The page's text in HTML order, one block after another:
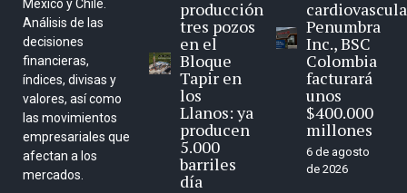
México y Chile.
Análisis de las
decisiones
financieras,
índices, divisas y
valores, así como
las movimientos
empresariales que
afectan a los
mercados.
producción
tres pozos
en el
Bloque
Tapir en
los
Llanos: ya
producen
5.000
barriles
día
Penumbra
Inc., BSC
Colombia
facturará
unos
$400.000
millones
6 de agosto
de 2026